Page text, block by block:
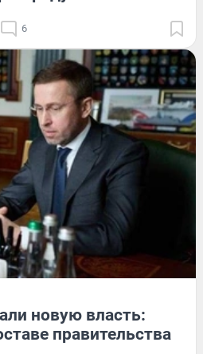
6
новую власть:
правительства